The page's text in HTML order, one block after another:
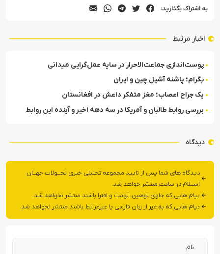
به اشتراک بگذارید:
اخبار مرتبط
پوست‌اندازی جماعت‌الاحرار در سایه عمل‌گرایی میدانی
بگرام؛ پاشنه آشیل چین و ایران
یک جراح اعصاب؛ مغز متفکر داعش در افغانستان
بررسی روابط طالبان و آمریکا در سه دهه اخیر و آینده این روابط
دیدگاه
دیدگاه های شما پس از تایید مجموعه تحلیلی خبری تحــولات جهــان
اســلام در سایت منتشر خواهد شد.
پیام هایی که حاوی توهین، تهمت و افترا باشند منتشر نخواهد شد.
پیام هایی که به غیر از زبان فارسی یا غیرمرتبط باشند منتشر نخواهد شد.